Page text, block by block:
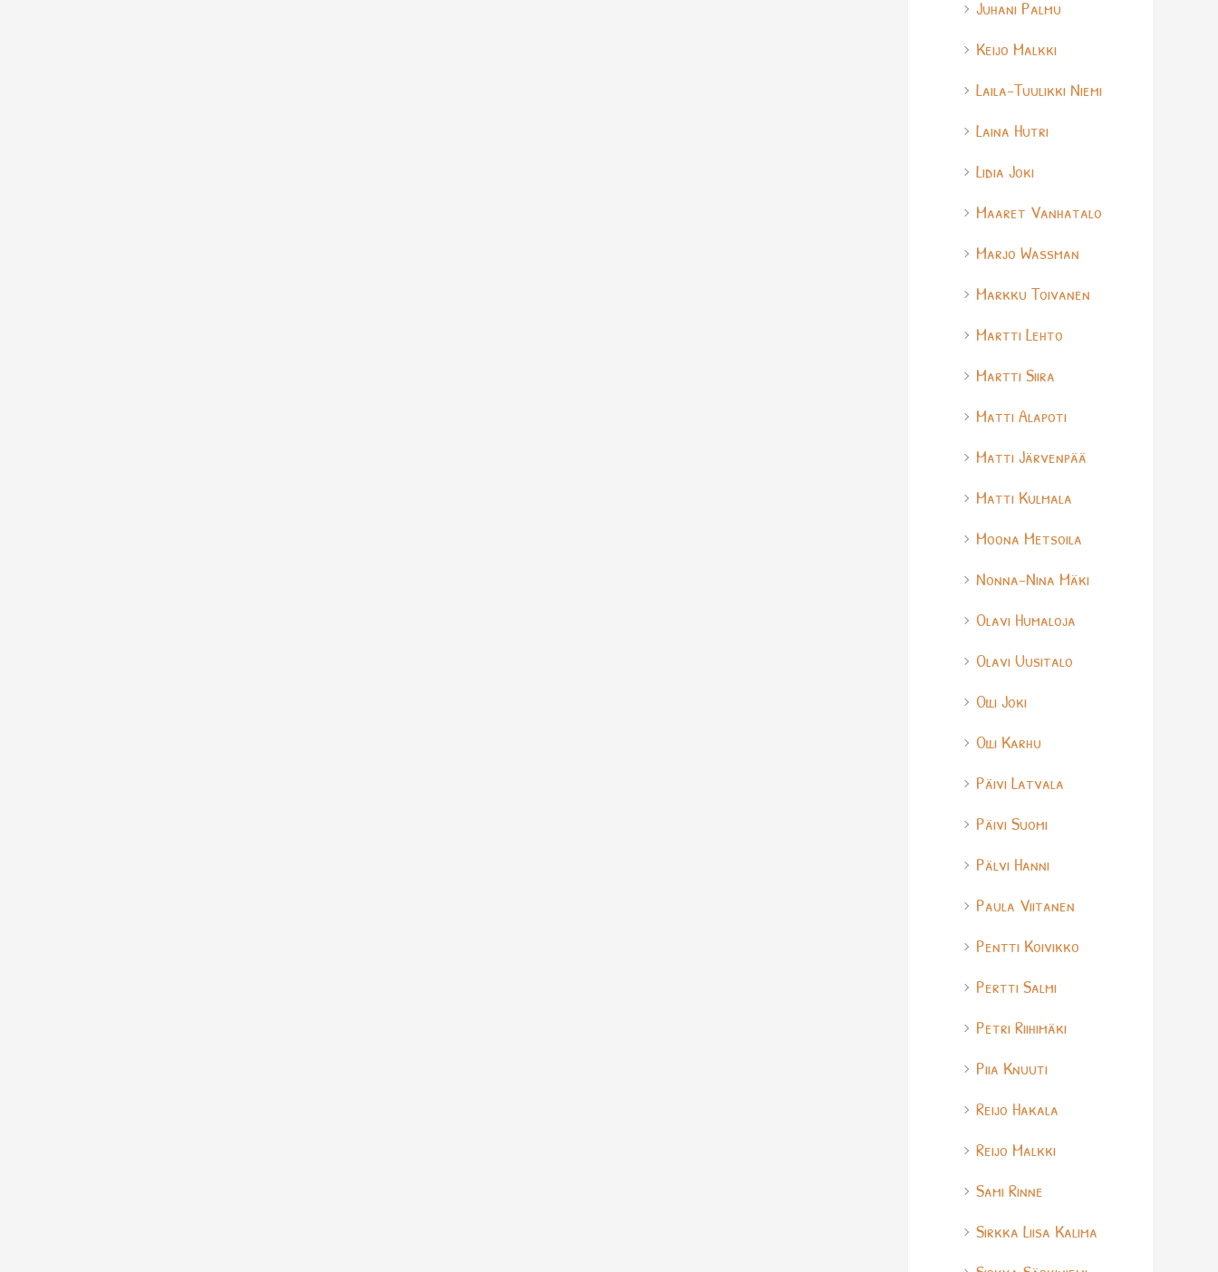
Juhani Palmu
Keijo Malkki
Laila-Tuulikki Niemi
Laina Hutri
Lidia Joki
Maaret Vanhatalo
Marjo Wassman
Markku Toivanen
Martti Lehto
Martti Siira
Matti Alapoti
Matti Järvenpää
Matti Kulmala
Moona Metsoila
Nonna-Nina Mäki
Olavi Humaloja
Olavi Uusitalo
Olli Joki
Olli Karhu
Päivi Latvala
Päivi Suomi
Pälvi Hanni
Paula Viitanen
Pentti Koivikko
Pertti Salmi
Petri Riihimäki
Piia Knuuti
Reijo Hakala
Reijo Malkki
Sami Rinne
Sirkka Liisa Kalima